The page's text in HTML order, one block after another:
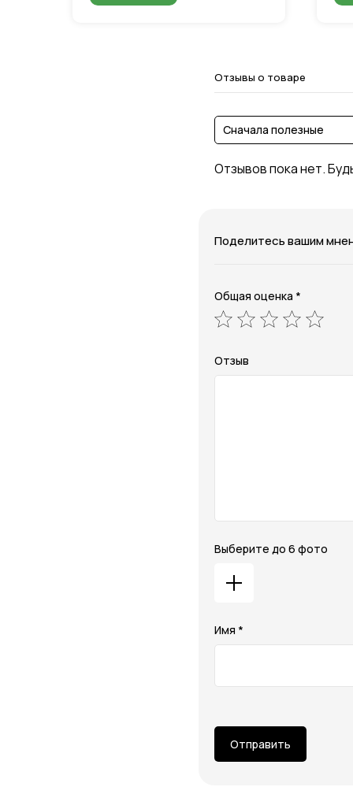
Отзывы о товаре
Сначала полезные
Отзывов пока нет.
Поделитесь вашим
Общая оценка *
Отзыв
Выберите до 6 фото
Имя *
Отправить